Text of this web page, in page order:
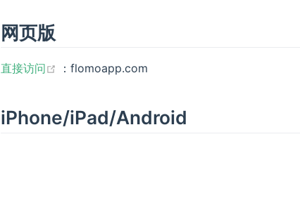
网页版
直接访问 (opens new window)
：flomoapp.com
iPhone/iPad/Android